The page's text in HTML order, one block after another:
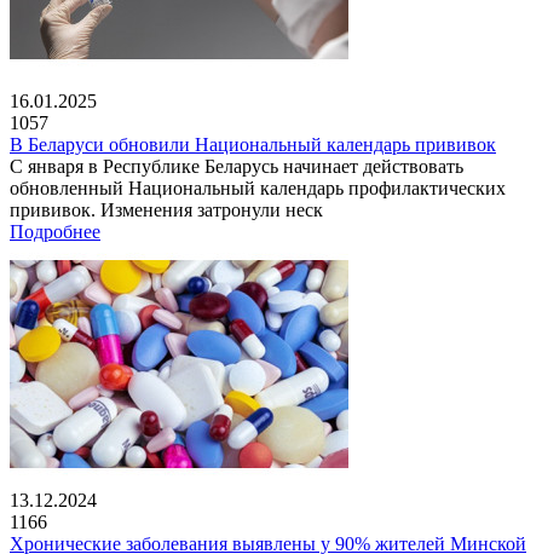
16.01.2025
1057
В Беларуси обновили Национальный календарь прививок
С января в Республике Беларусь начинает действовать
обновленный Национальный календарь профилактических
прививок. Изменения затронули неск
Подробнее
13.12.2024
1166
Хронические заболевания выявлены у 90% жителей Минской